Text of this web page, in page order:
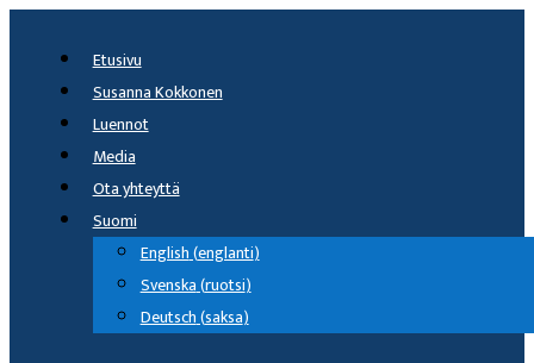
Etusivu
Susanna Kokkonen
Luennot
Media
Ota yhteyttä
Suomi
English(englanti)
Svenska(ruotsi)
Deutsch(saksa)